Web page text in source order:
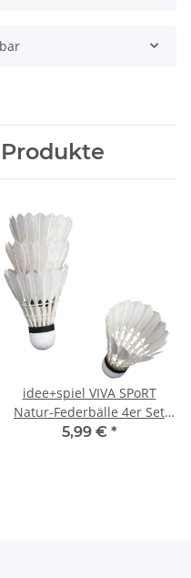
idee+spiel VIVA SPoRT
Natur-Federbälle 4er Set
741-74107
5,99 € *